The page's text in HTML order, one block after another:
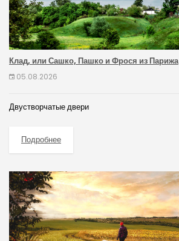
Клад, или Сашко, Пашко и Фрося из Парижа
05.08.2026
Двустворчатые двери
Подробнее